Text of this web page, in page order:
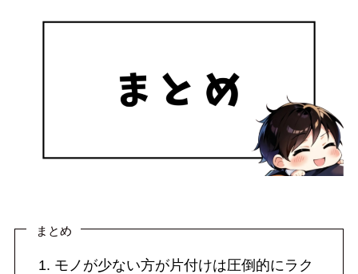
まとめ
モノが少ない方が片付けは圧倒的にラク